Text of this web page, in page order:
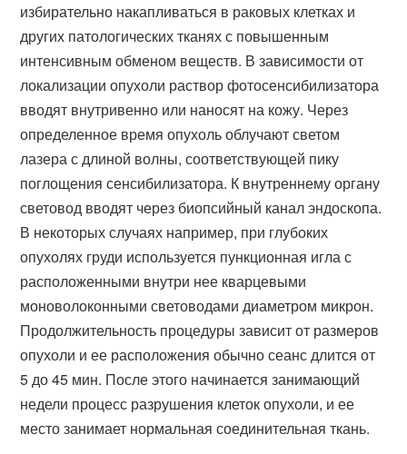
избирательно накапливаться в раковых клетках и
других патологических тканях с повышенным
интенсивным обменом веществ. В зависимости от
локализации опухоли раствор фотосенсибилизатора
вводят внутривенно или наносят на кожу. Через
определенное время опухоль облучают светом
лазера с длиной волны, соответствующей пику
поглощения сенсибилизатора. К внутреннему органу
световод вводят через биопсийный канал эндоскопа.
В некоторых случаях например, при глубоких
опухолях груди используется пункционная игла с
расположенными внутри нее кварцевыми
моноволоконными световодами диаметром микрон.
Продолжительность процедуры зависит от размеров
опухоли и ее расположения обычно сеанс длится от
5 до 45 мин. После этого начинается занимающий
недели процесс разрушения клеток опухоли, и ее
место занимает нормальная соединительная ткань.